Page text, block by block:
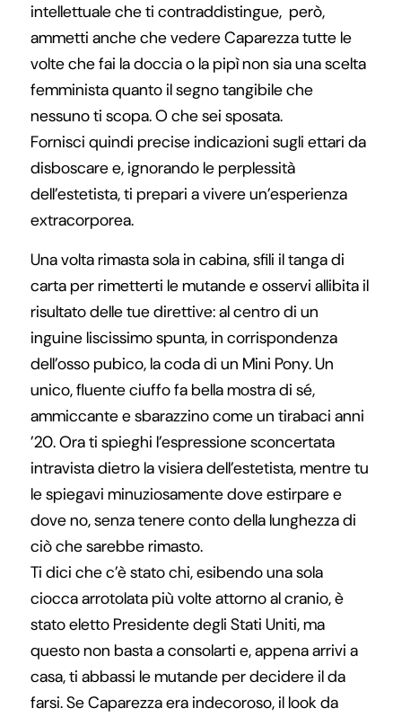
intellettuale che ti contraddistingue, però,
ammetti anche che vedere Caparezza tutte le
volte che fai la doccia o la pipì non sia una scelta
femminista quanto il segno tangibile che
nessuno ti scopa. O che sei sposata.
Fornisci quindi precise indicazioni sugli ettari da
disboscare e, ignorando le perplessità
dell’estetista, ti prepari a vivere un’esperienza
extracorporea.
Una volta rimasta sola in cabina, sfili il tanga di
carta per rimetterti le mutande e osservi allibita il
risultato delle tue direttive: al centro di un
inguine liscissimo spunta, in corrispondenza
dell’osso pubico, la coda di un Mini Pony. Un
unico, fluente ciuffo fa bella mostra di sé,
ammiccante e sbarazzino come un tirabaci anni
’20. Ora ti spieghi l’espressione sconcertata
intravista dietro la visiera dell’estetista, mentre tu
le spiegavi minuziosamente dove estirpare e
dove no, senza tenere conto della lunghezza di
ciò che sarebbe rimasto.
Ti dici che c’è stato chi, esibendo una sola
ciocca arrotolata più volte attorno al cranio, è
stato eletto Presidente degli Stati Uniti, ma
questo non basta a consolarti e, appena arrivi a
casa, ti abbassi le mutande per decidere il da
farsi. Se Caparezza era indecoroso, il look da